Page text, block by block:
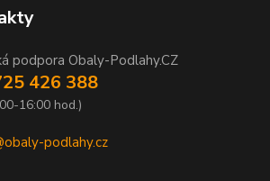
podpora Obaly-Podlahy.CZ
426 388
16:00 hod.)
podlahy.cz